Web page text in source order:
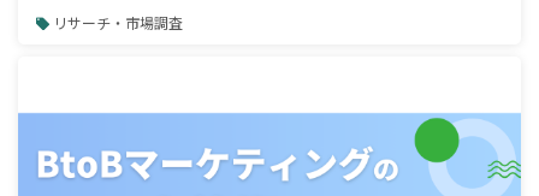
リサーチ・市場調査